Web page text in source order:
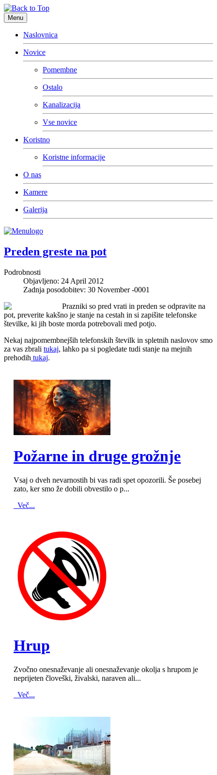
Menu
Naslovnica
Novice
Pomembne
Ostalo
Kanalizacija
Vse novice
Koristno
Koristne informacije
O nas
Kamere
Galerija
Preden greste na pot
Podrobnosti
Objavljeno: 24 April 2012
Zadnja posodobitev: 30 November -0001
Prazniki so pred vrati in preden se odpravite na
pot, preverite kakšno je stanje na cestah in si zapišite telefonske
številke, ki jih boste morda potrebovali med potjo.
Nekaj najpomembnejših telefonskih številk in spletnih naslovov smo
za vas zbrali tukaj, lahko pa si pogledate tudi stanje na mejnih
prehodih tukaj.
Požarne in druge grožnje
Vsaj o dveh nevarnostih bi vas radi spet opozorili. Še posebej
zato, ker smo že dobili obvestilo o p...
Več...
Hrup
Zvočno onesnaževanje ali onesnaževanje okolja s hrupom je
neprijeten človeški, živalski, naraven ali...
Več...